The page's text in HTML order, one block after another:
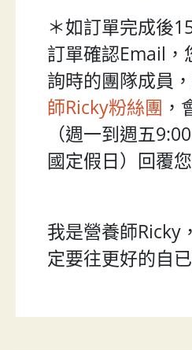
＊如訂單完成後
訂單確認Email，
詢時的團隊成員
師Ricky粉絲團 ，
（週一到週五
國定假日）回覆您
我是營養師Ricky
定要往更好的自